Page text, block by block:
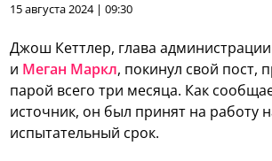
15 августа 2024 | 09:30
Джош Кеттлер, глава
и Меган Маркл, покинул свой пост,
парой всего три месяца. Как
источник, он был принят на работу
испытательный срок.